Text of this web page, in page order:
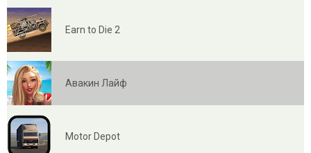
Earn to Die 2
Авакин Лайф
Motor Depot